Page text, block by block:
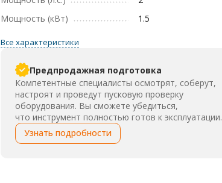
Мощность (кВт)
1.5
Все характеристики
Предпродажная подготовка
Компетентные специалисты осмотрят, соберут,
настроят и проведут пусковую проверку
оборудования. Вы сможете убедиться,
что инструмент полностью готов к эксплуатации.
Узнать подробности